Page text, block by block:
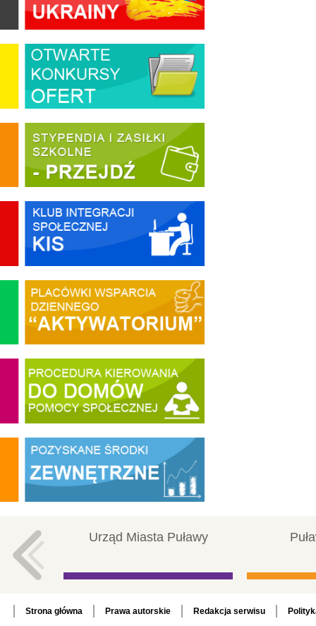
Urząd Miasta Puławy
Strona główna Prawa autorskie Redakcja serwisu